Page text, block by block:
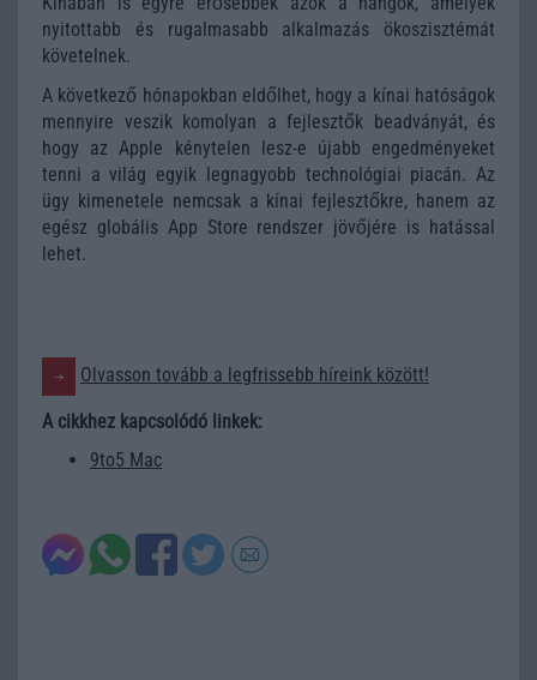
nyitottabb és rugalmasabb alkalmazás ökoszisztémát
követelnek.
A következő hónapokban eldőlhet, hogy a kínai hatóságok
mennyire veszik komolyan a fejlesztők beadványát, és
hogy az Apple kénytelen lesz-e újabb engedményeket
tenni a világ egyik legnagyobb technológiai piacán. Az
ügy kimenetele nemcsak a kínai fejlesztőkre, hanem az
egész globális App Store rendszer jövőjére is hatással
lehet.
Olvasson tovább a legfrissebb híreink között!
A cikkhez kapcsolódó linkek:
9to5 Mac